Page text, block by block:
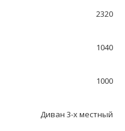
2320
1040
1000
Диван 3-х местный